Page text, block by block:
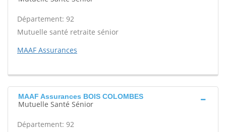
Département: 92
Mutuelle santé retraite sénior
MAAF Assurances
MAAF Assurances BOIS COLOMBES
Mutuelle Santé Sénior
Département: 92